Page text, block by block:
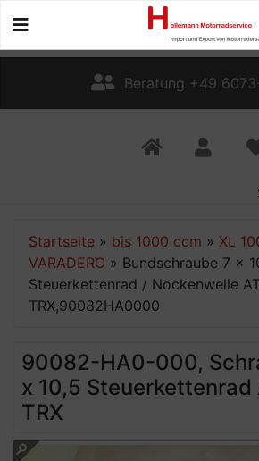
Beratung +49
Startseite » bis 1000 ccm » XL
VARADERO » Bundschraube 7 x
Steuerkettenrad / Nockenwelle
TRX,90082HA0000
90082-HA0-000,
x 10,5 Steuerkettenrad
TRX